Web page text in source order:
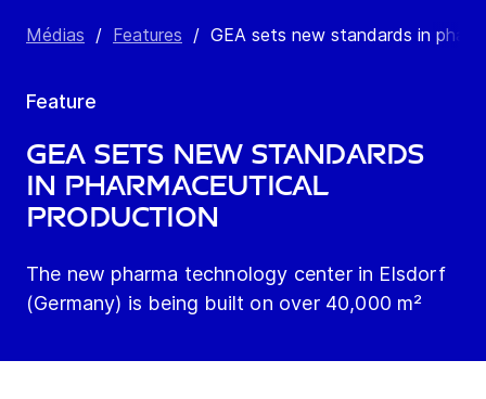
Médias / Features / GEA sets new standards in
Feature
GEA sets new standards
in pharmaceutical
production
The new pharma technology center in Elsdorf
(Germany) is being built on over 40,000 m²